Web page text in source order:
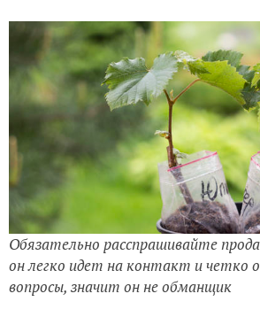
Обязательно расспрашивайте
он легко идет на контакт и четко
вопросы, значит он не обманщик